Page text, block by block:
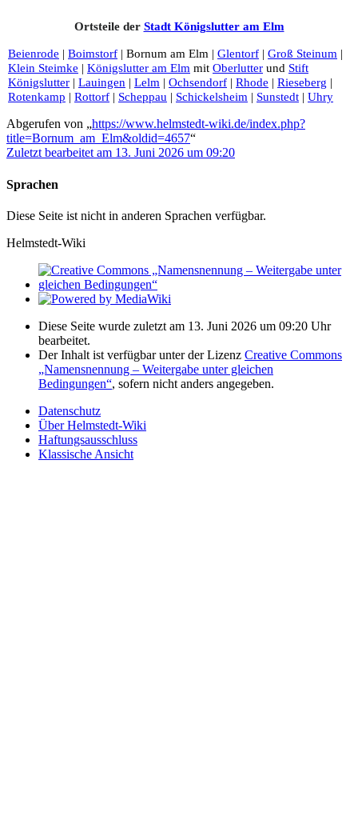
Ortsteile der Stadt Königslutter am Elm
Beienrode | Boimstorf | Bornum am Elm | Glentorf | Groß Steinum |
Klein Steimke | Königslutter am Elm mit Oberlutter und Stift
Königslutter | Lauingen | Lelm | Ochsendorf | Rhode | Rieseberg |
Rotenkamp | Rottorf | Scheppau | Schickelsheim | Sunstedt | Uhry
Abgerufen von „https://www.helmstedt-wiki.de/index.php?
title=Bornum_am_Elm&oldid=4657“
Zuletzt bearbeitet am 13. Juni 2026 um 09:20
Sprachen
Diese Seite ist nicht in anderen Sprachen verfügbar.
Helmstedt-Wiki
Diese Seite wurde zuletzt am 13. Juni 2026 um 09:20 Uhr
bearbeitet.
Der Inhalt ist verfügbar unter der Lizenz Creative Commons
„Namensnennung – Weitergabe unter gleichen
Bedingungen“, sofern nicht anders angegeben.
Datenschutz
Über Helmstedt-Wiki
Haftungsausschluss
Klassische Ansicht